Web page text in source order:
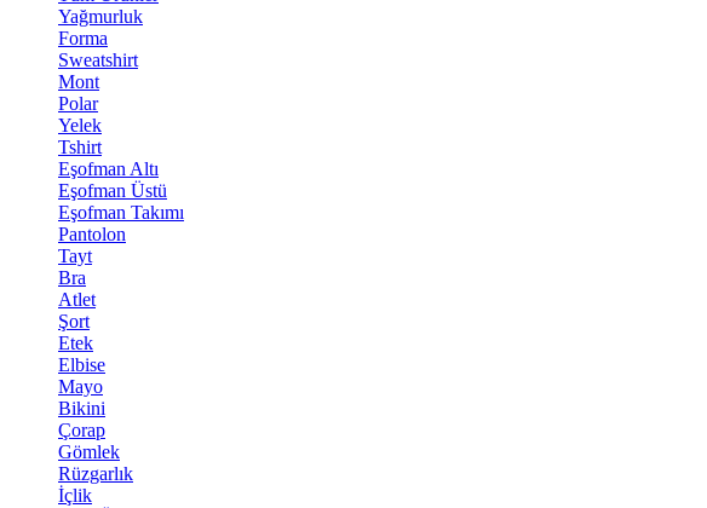
Yağmurluk
Forma
Sweatshirt
Mont
Polar
Yelek
Tshirt
Eşofman Altı
Eşofman Üstü
Eşofman Takımı
Pantolon
Tayt
Bra
Atlet
Şort
Etek
Elbise
Mayo
Bikini
Çorap
Gömlek
Rüzgarlık
İçlik